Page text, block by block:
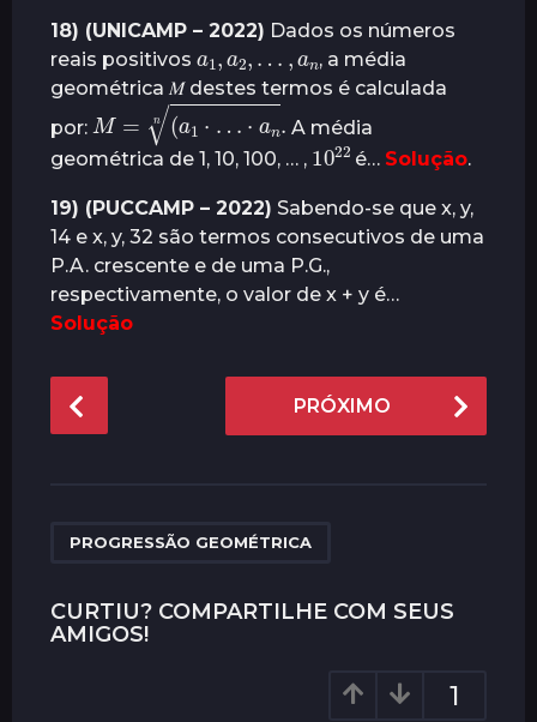
18) (UNICAMP – 2022) Dados os números
reais positivos
𝑎1,𝑎2, …,𝑎𝑛
, a média
geométrica 𝑀 destes termos é calculada
por:
(𝑎1⋅…⋅ann.
A média
geométrica de 1, 10, 100, … ,
10
22
é… Solução.
19) (PUCCAMP – 2022) Sabendo-se que x, y,
14 e x, y, 32 são termos consecutivos de uma
P.A. crescente e de uma P.G.,
respectivamente, o valor de x + y é…
Solução
o
i
n
PRÓXIMO
PROGRESSÃO GEOMÉTRICA
CURTIU? COMPARTILHE COM SEUS
AMIGOS!
1